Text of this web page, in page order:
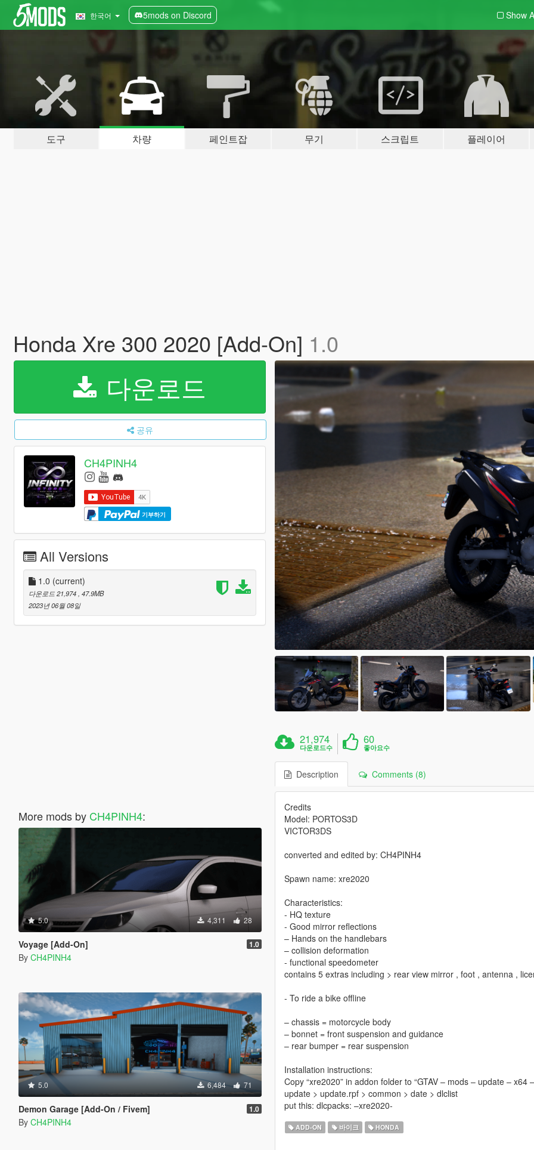
한국어 5mods on Discord Show
도구 차량 페인트잡 무기 스크립트 플레이어
Honda Xre 300 2020 [Add-On] 1.0
다운로드
공유
CH4PINH4
기부하기
All Versions
1.0 (current)
다운로드 21,974 , 47.9MB
2023년 06월 08일
More mods by CH4PINH4:
5.0 4,311 28
Voyage [Add-On] 1.0
By CH4PINH4
5.0 6,484 71
Demon Garage [Add-On / Fivem] 1.0
By CH4PINH4
21,974
다운로드수
60
좋아요수
Description Comments (8)
Credits
Model: PORTOS3D
VICTOR3DS
converted and edited by: CH4PINH4
Spawn name: xre2020
Characteristics:
- HQ texture
- Good mirror reflections
– Hands on the handlebars
– collision deformation
- functional speedometer
contains 5 extras including > rear view mirror , foot , antenna ,
- To ride a bike offline
– chassis = motorcycle body
– bonnet = front suspension and guidance
– rear bumper = rear suspension
Installation instructions:
Copy “xre2020” in addon folder to “GTAV – mods – update – x64
update > update.rpf > common > date > dlclist
put this: dlcpacks: –xre2020-
ADD-ON 바이크 HONDA